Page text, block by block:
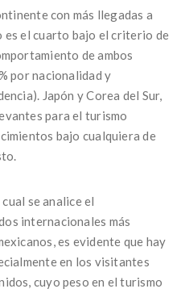
con más llegadas a
es el cuarto bajo el criterio de
de ambos
por nacionalidad y
Japón y Corea del Sur,
para el turismo
bajo cualquiera de
se analice el
internacionales más
es evidente que hay
en los visitantes
cuyo peso en el turismo